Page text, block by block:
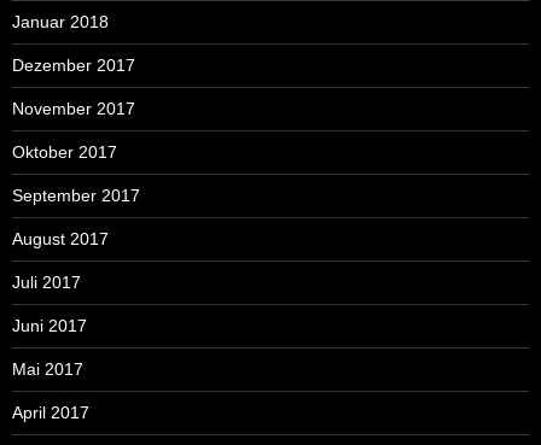
Januar 2018
Dezember 2017
November 2017
Oktober 2017
September 2017
August 2017
Juli 2017
Juni 2017
Mai 2017
April 2017